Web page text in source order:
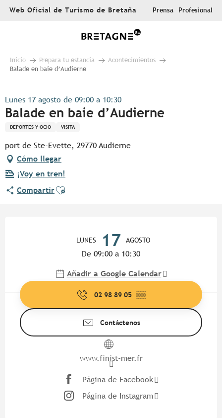
AllerWeb Oficial de Turismo de Bretaña Prensa Profesional
Inicio Prepara tu estancia
Acontecimientos
Balade en baie d’Audierne
Lunes 17 agosto de 09:00 a 10:30
Balade en baie d’Audierne
DEPORTES Y OCIO VISITA
port de Ste-Evette, 29770 Audierne
Cómo llegar
¡Voy en tren!
CompartirAjouter aux favoris
LUNES 17 AGOSTO
De 09:00 a 10:30
Añadir a Google Calendar
02 98 89 05 ▒▒
Contáctenos
www.finist-mer.fr
Página de Facebook
Página de Instagram